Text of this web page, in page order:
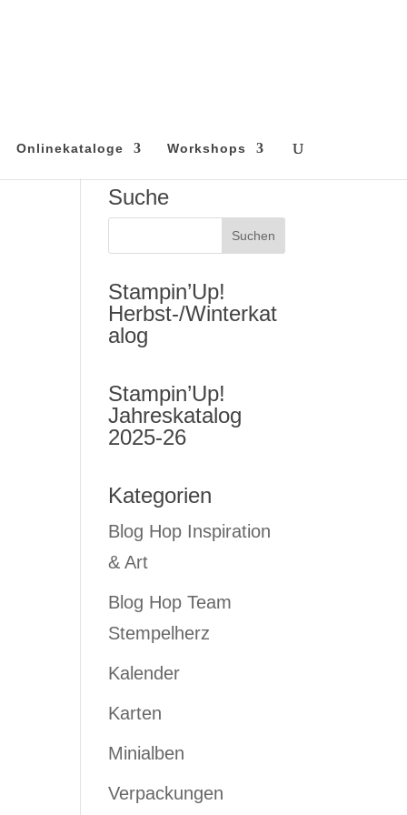
Onlinekataloge Workshops
Suche
Stampin’Up!
Herbst-/Winterkat
alog
Stampin’Up!
Jahreskatalog
2025-26
Kategorien
Blog Hop Inspiration
& Art
Blog Hop Team
Stempelherz
Kalender
Karten
Minialben
Verpackungen